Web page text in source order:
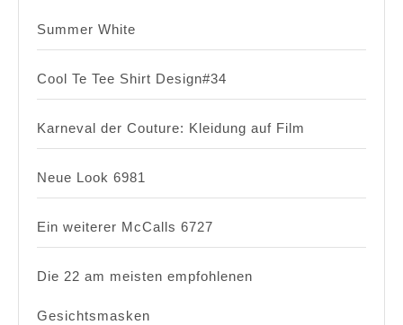
Summer White
Cool Te Tee Shirt Design#34
Karneval der Couture: Kleidung auf Film
Neue Look 6981
Ein weiterer McCalls 6727
Die 22 am meisten empfohlenen
Gesichtsmasken